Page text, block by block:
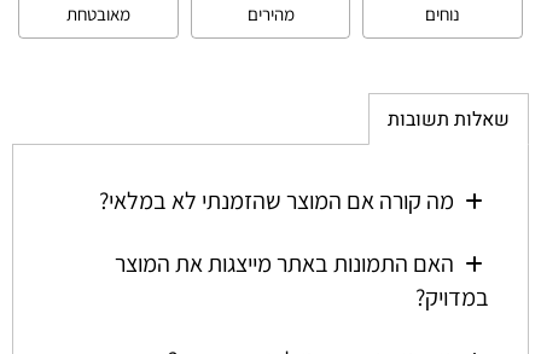
נוחים
מהירים
מאובטחת
שאלות תשובות
מה קורה אם המוצר שהזמנתי לא במלאי?
האם התמונות באתר מייצגות את המוצר
במדויק?